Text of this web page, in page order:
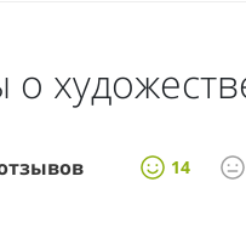
14